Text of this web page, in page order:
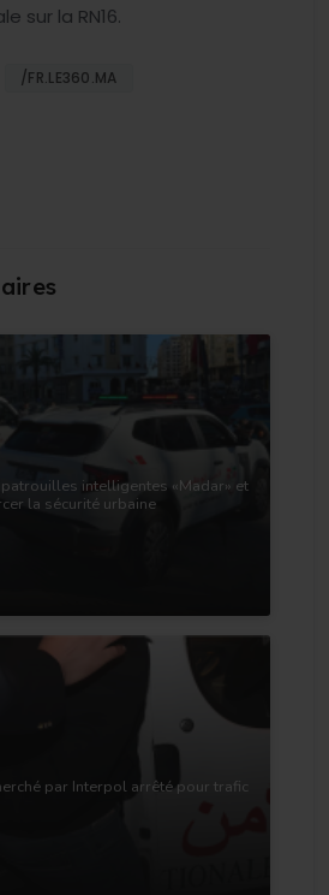
sur la RN16.
/FR.LE360.MA
intelligentes «Madar» et
la sécurité urbaine
par Interpol arrêté pour trafic